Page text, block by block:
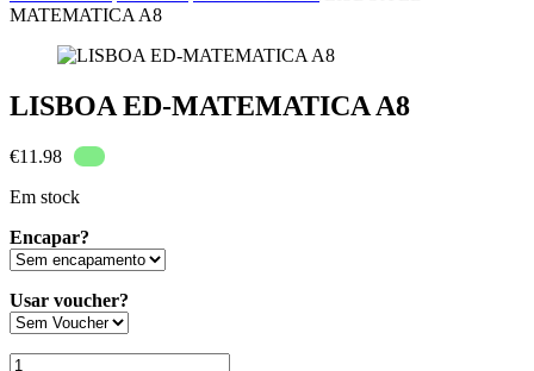
MATEMATICA A8
LISBOA ED-MATEMATICA A8
€11.98
Em stock
Encapar?
Usar voucher?
Quantidade